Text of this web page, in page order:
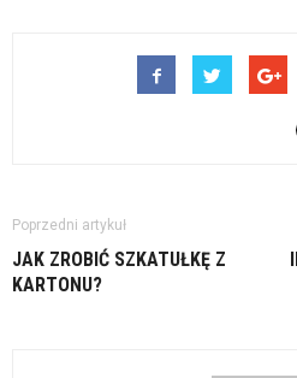
Poprzedni artykuł
JAK ZROBIĆ SZKATUŁKĘ Z
KARTONU?